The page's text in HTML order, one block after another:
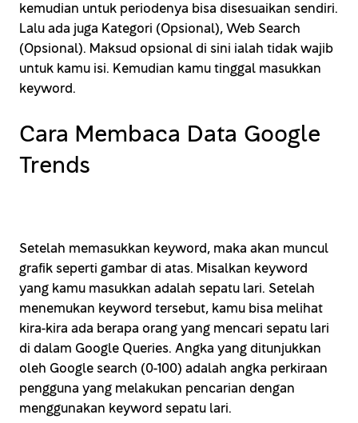
kemudian untuk periodenya bisa disesuaikan sendiri.
Lalu ada juga Kategori (Opsional), Web Search
(Opsional). Maksud opsional di sini ialah tidak wajib
untuk kamu isi. Kemudian kamu tinggal masukkan
keyword.
Cara Membaca Data Google
Trends
Setelah memasukkan keyword, maka akan muncul
grafik seperti gambar di atas. Misalkan keyword
yang kamu masukkan adalah sepatu lari. Setelah
menemukan keyword tersebut, kamu bisa melihat
kira-kira ada berapa orang yang mencari sepatu lari
di dalam Google Queries. Angka yang ditunjukkan
oleh Google search (0-100) adalah angka perkiraan
pengguna yang melakukan pencarian dengan
menggunakan keyword sepatu lari.